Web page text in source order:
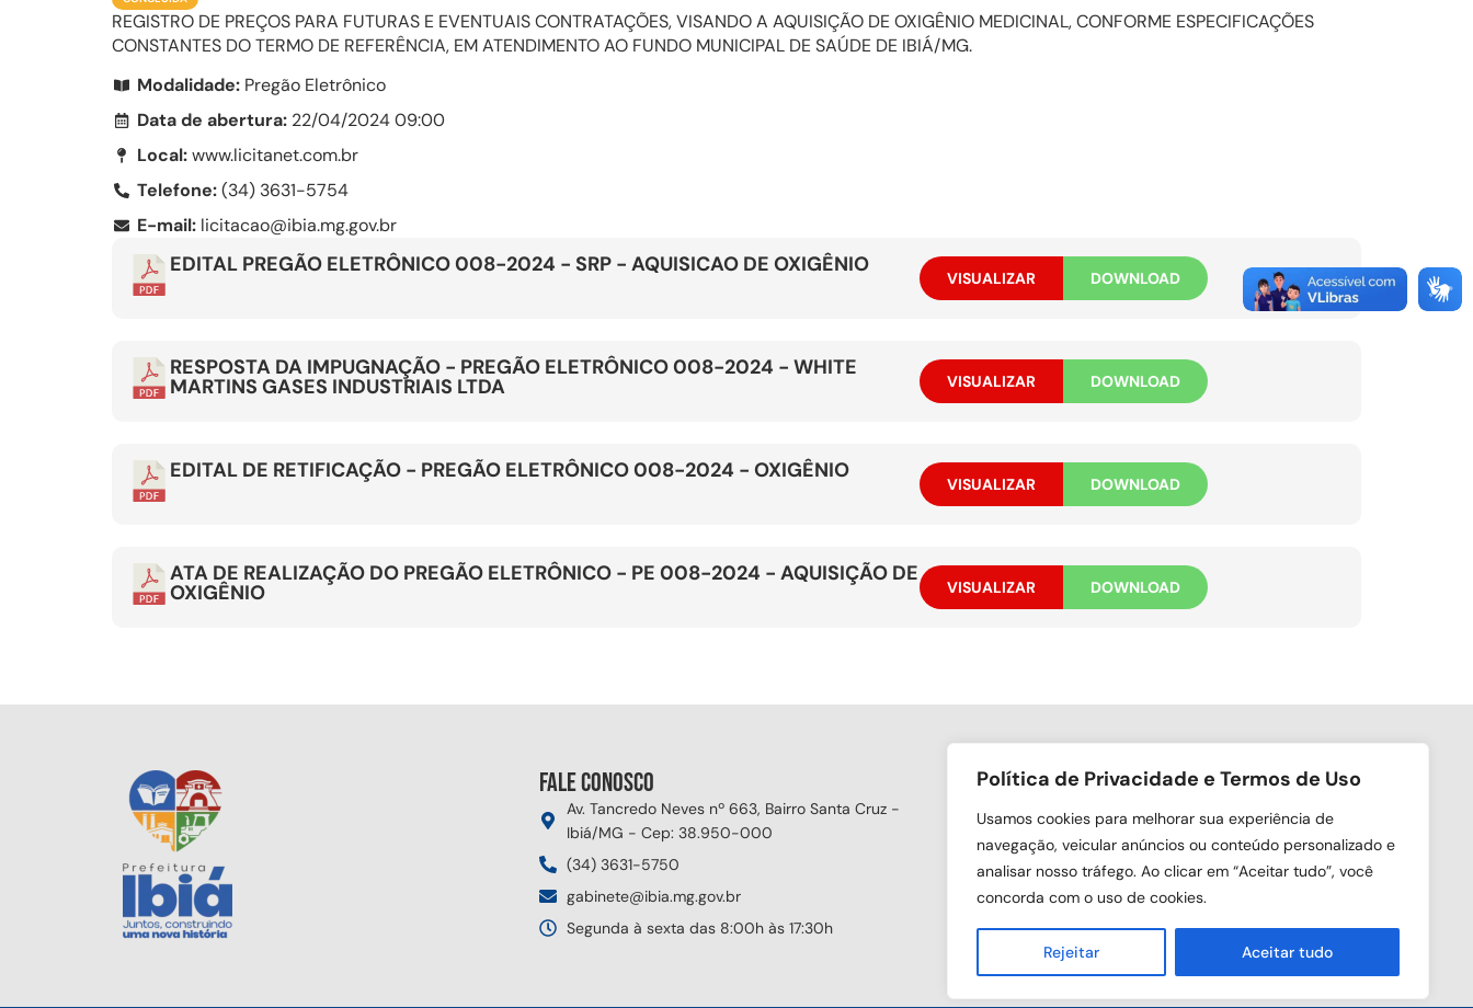
Política de Privacidade e Termos de Uso
Usamos cookies para melhorar sua experiência de
navegação, veicular anúncios ou conteúdo personalizado e
analisar nosso tráfego. Ao clicar em “Aceitar tudo”, você
concorda com o uso de cookies.
Rejeitar Aceitar tudo
REGISTRO DE PREÇOS PARA FUTURAS E EVENTUAIS CONTRATAÇÕES, VISANDO A AQUISIÇÃO DE OXIGÊNIO MEDICINAL, CONFORME ESPECIFICAÇÕES
CONSTANTES DO TERMO DE REFERÊNCIA, EM ATENDIMENTO AO FUNDO MUNICIPAL DE SAÚDE DE IBIÁ/MG.
Modalidade:Pregão Eletrônico
Data de abertura: 22/04/2024 09:00
Local:www.licitanet.com.br
Telefone:(34) 3631-5754
E-mail: licitacao@ibia.mg.gov.br
EDITAL PREGÃO ELETRÔNICO 008-2024 - SRP - AQUISICAO DE OXIGÊNIO
VISUALIZAR DOWNLOAD
RESPOSTA DA IMPUGNAÇÃO - PREGÃO ELETRÔNICO 008-2024 - WHITE
MARTINS GASES INDUSTRIAIS LTDA VISUALIZAR DOWNLOAD
EDITAL DE RETIFICAÇÃO - PREGÃO ELETRÔNICO 008-2024 - OXIGÊNIO
VISUALIZAR DOWNLOAD
ATA DE REALIZAÇÃO DO PREGÃO ELETRÔNICO - PE 008-2024 - AQUISIÇÃO DE
OXIGÊNIO VISUALIZAR DOWNLOAD
Fale conosco
Av. Tancredo Neves nº 663, Bairro Santa Cruz -
Ibiá/MG - Cep: 38.950-000
(34) 3631-5750
gabinete@ibia.mg.gov.br
Segunda à sexta das 8:00h às 17:30h
Siga nas redes sociais